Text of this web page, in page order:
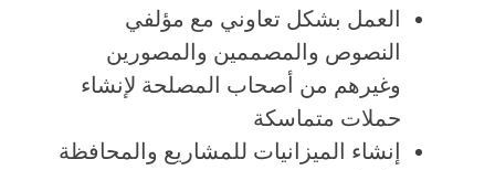
العمل بشكل تعاوني مع مؤلفي
النصوص والمصممين والمصورين
وغيرهم من أصحاب المصلحة لإنشاء
حملات متماسكة
إنشاء الميزانيات للمشاريع والمحافظة